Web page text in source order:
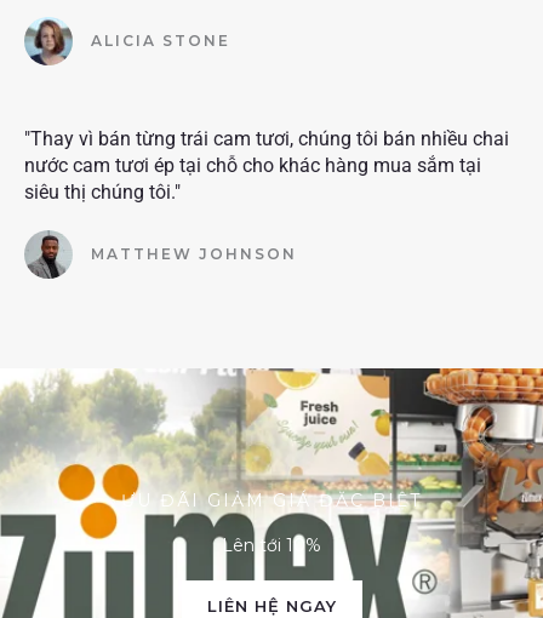
ALICIA STONE
"Thay vì bán từng trái cam tươi, chúng tôi bán nhiều chai
nước cam tươi ép tại chỗ cho khác hàng mua sắm tại
siêu thị chúng tôi."
MATTHEW JOHNSON
ƯU ĐÃI GIẢM GIÁ ĐẶC BIỆT
Lên tới 10%
LIÊN HỆ NGAY